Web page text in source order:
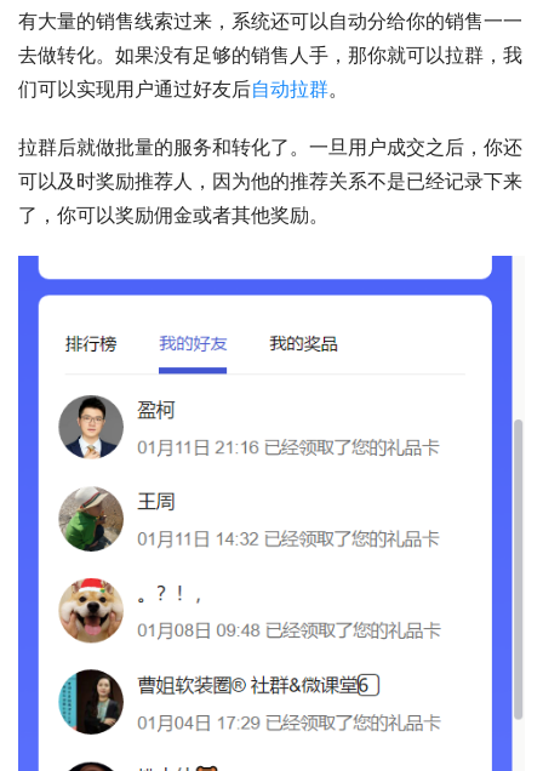
有大量的销售线索过来，系统还可以自动分给你的销售一一
去做转化。如果没有足够的销售人手，那你就可以拉群，我
们可以实现用户通过好友后自动拉群。
拉群后就做批量的服务和转化了。一旦用户成交之后，你还
可以及时奖励推荐人，因为他的推荐关系不是已经记录下来
了，你可以奖励佣金或者其他奖励。